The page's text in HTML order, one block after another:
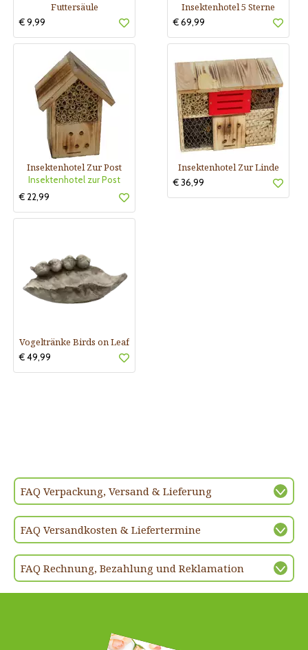
Futtersäule
€ 9,99
Insektenhotel 5 Sterne
€ 69,99
Insektenhotel Zur Post
Insektenhotel zur Post
€ 22,99
Insektenhotel Zur Linde
€ 36,99
Vogeltränke Birds on Leaf
€ 49,99
FAQ Verpackung, Versand & Lieferung
FAQ Versandkosten & Liefertermine
FAQ Rechnung, Bezahlung und Reklamation